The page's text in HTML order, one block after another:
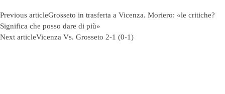
Previous articleGrosseto in trasferta a Vicenza. Moriero: «le critiche?
Significa che posso dare di più»
Next articleVicenza Vs. Grosseto 2-1 (0-1)